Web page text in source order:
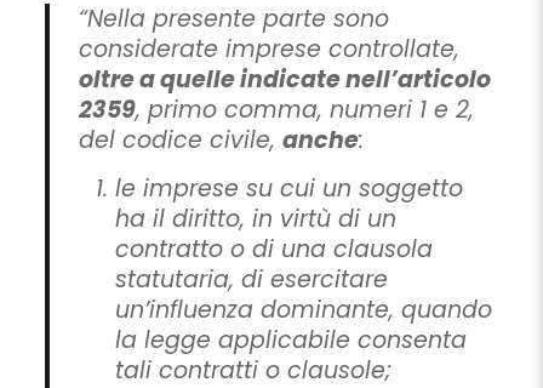
“Nella presente parte sono
considerate imprese controllate,
oltre a quelle indicate nell’articolo
2359, primo comma, numeri 1 e 2,
del codice civile, anche:
le imprese su cui un soggetto
ha il diritto, in virtù di un
contratto o di una clausola
statutaria, di esercitare
un’influenza dominante, quando
la legge applicabile consenta
tali contratti o clausole;